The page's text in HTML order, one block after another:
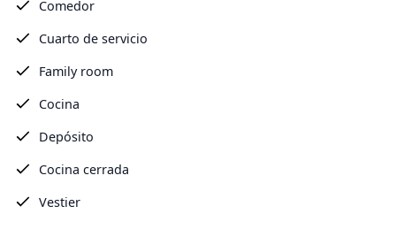
Comedor
Cuarto de servicio
Family room
Cocina
Depósito
Cocina cerrada
Vestier